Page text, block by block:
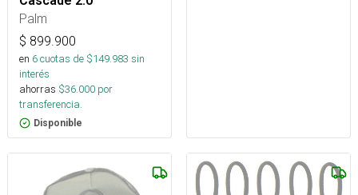
Palm
$ 899.900
en 6cuotas de $149.983 sin
interés
ahorras $36.000 por
transferencia.
Disponible